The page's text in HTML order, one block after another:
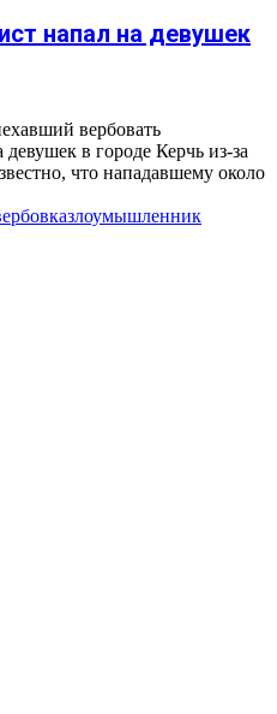
напал на девушек
вербовать
в городе Керчь из-за
что нападавшему около
злоумышленник